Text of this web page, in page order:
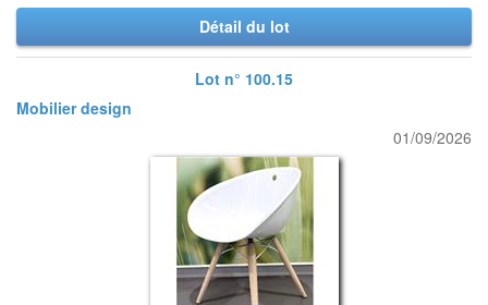
Détail du lot
Lot n° 100.15
Mobilier design
01/09/2026